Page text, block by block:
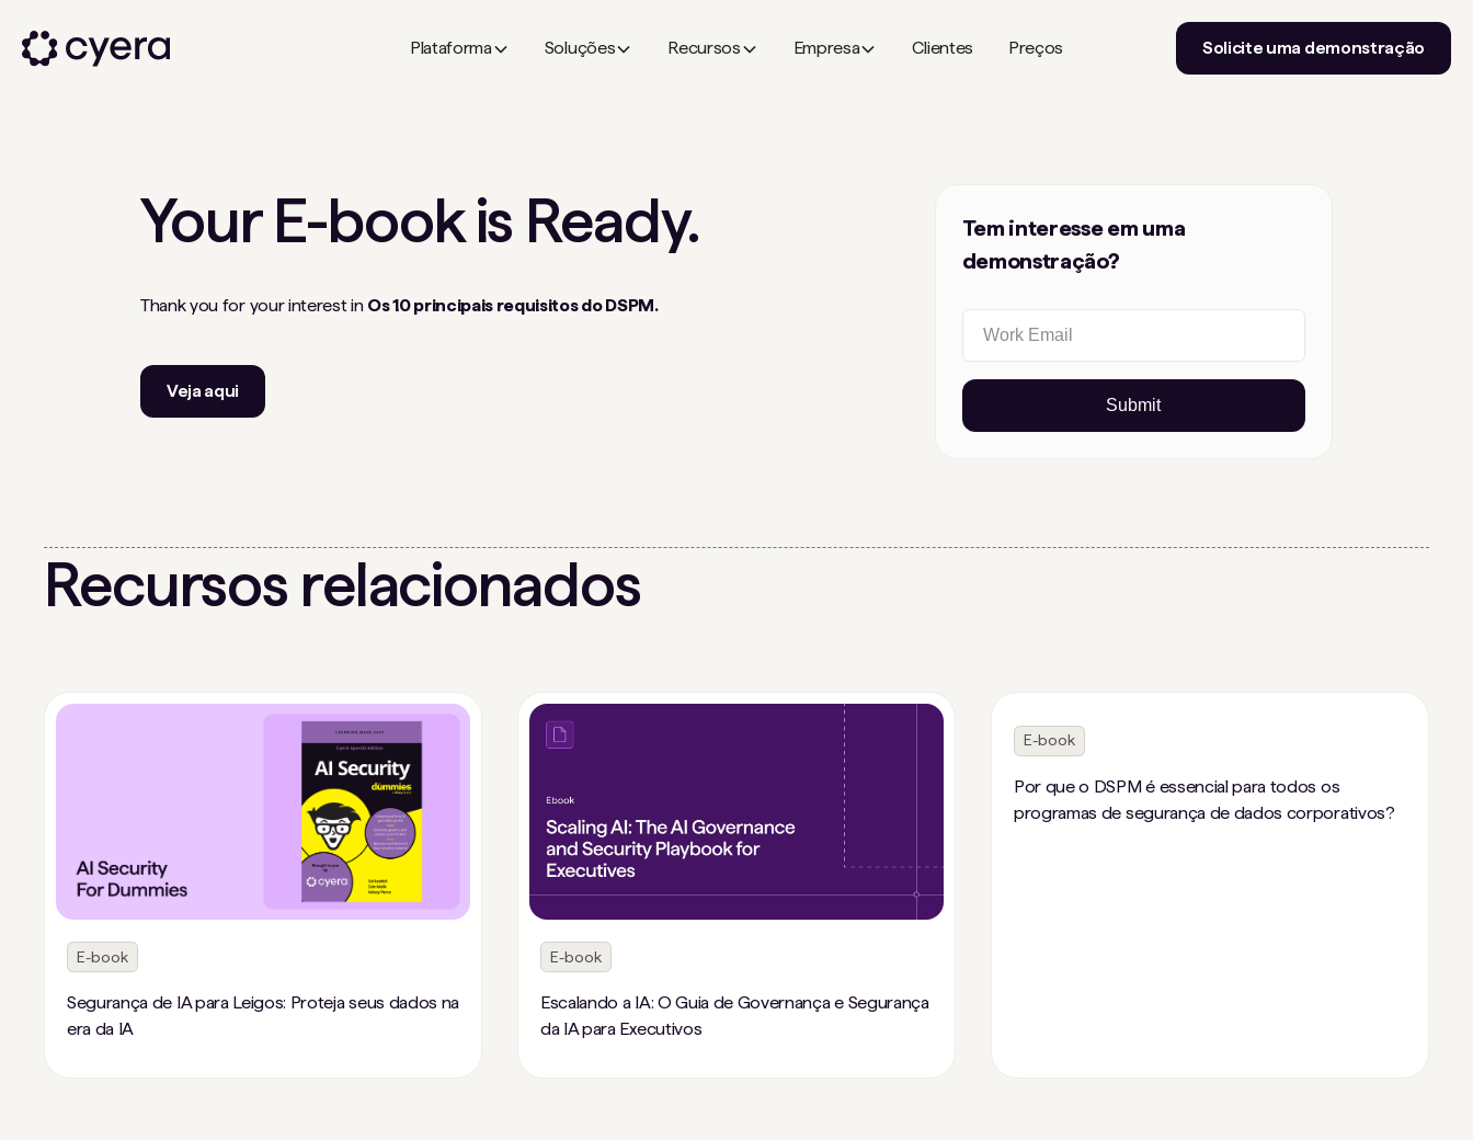
Plataforma Soluções Recursos Empresa Clientes Preços Solicite uma demonstração
YourE-bookis Ready.
Thank you for your interest in Os 10 principais requisitos do DSPM.
Veja aqui
Tem interesse em uma
demonstração?
Submit
Recursos relacionados
E-book
Segurança de IA para Leigos: Proteja seus dados na
era da IA
E-book
Escalando a IA: O Guia de Governança e Segurança
da IA ​​para Executivos
E-book
Por que o DSPM é essencial para todos os
programas de segurança de dados corporativos?